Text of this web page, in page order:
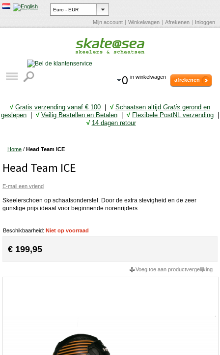
Mijn account Winkelwagen Afrekenen Inloggen
0 in winkelwagen afrekenen
√ Gratis verzending vanaf € 100 √ Schaatsen altijd Gratis gerond en
geslepen
√ Veilig Bestellen en Betalen √ Flexibele PostNL verzending
√ 14 dagen retour
Home / Head Team ICE
Head Team ICE
E-mail een vriend
Skeelerschoen op schaatsonderstel. Door de extra stevigheid en de zeer
gunstige prijs ideaal voor beginnende norenrijders.
Beschikbaarheid: Niet op voorraad
€ 199,95
Voeg toe aan productvergelijking